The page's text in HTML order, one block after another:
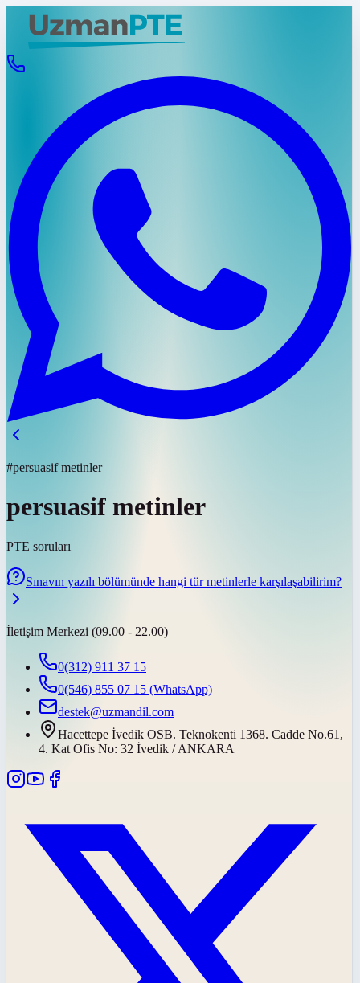
#persuasif metinler
persuasif metinler
PTE soruları
Sınavın yazılı bölümünde hangi tür metinlerle karşılaşabilirim?
İletişim Merkezi (09.00 - 22.00)
0(312) 911 37 15
0(546) 855 07 15 (WhatsApp)
destek@uzmandil.com
Hacettepe İvedik OSB. Teknokenti 1368. Cadde No.61,
4. Kat Ofis No: 32 İvedik / ANKARA